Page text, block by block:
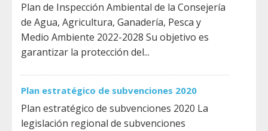
Plan de Inspección Ambiental de la Consejería
de Agua, Agricultura, Ganadería, Pesca y
Medio Ambiente 2022-2028 Su objetivo es
garantizar la protección del...
Plan estratégico de subvenciones 2020
Plan estratégico de subvenciones 2020 La
legislación regional de subvenciones